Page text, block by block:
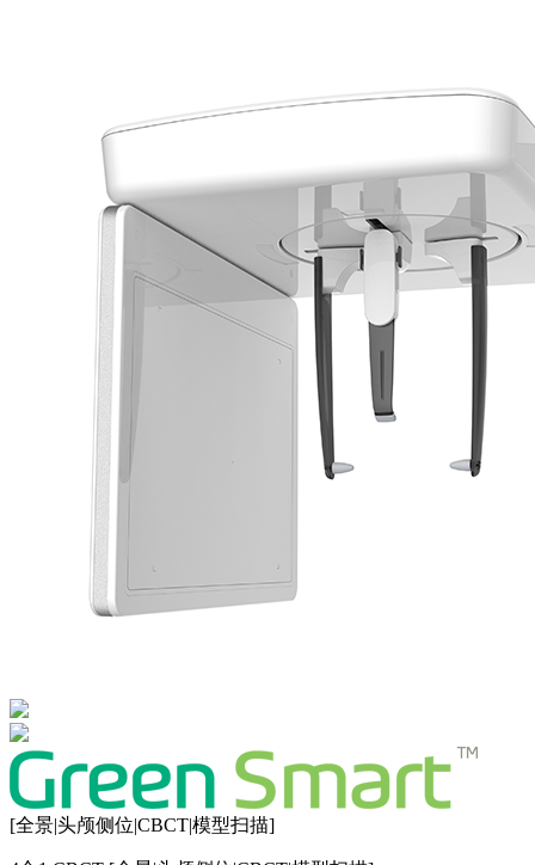
[全景|头颅侧位|CBCT|模型扫描]